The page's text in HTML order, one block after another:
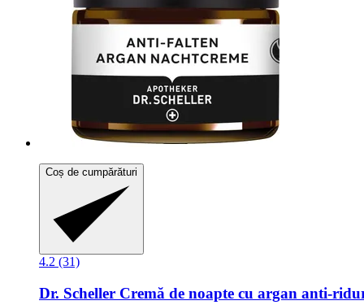
Coș de cumpărături
4.2 (31)
Dr. Scheller Cremă de noapte cu argan anti-​